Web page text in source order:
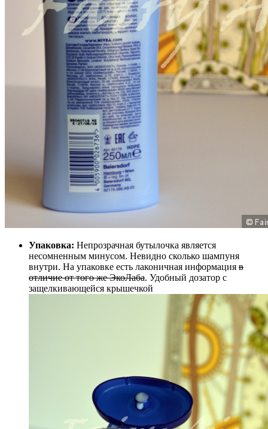
Упаковка: Непрозрачная бутылочка является
несомненным минусом. Невидно сколько шампуня
внутри. На упаковке есть лаконичная информация в
отличие от того же ЭкоЛаба. Удобный дозатор с
защелкивающейся крышечкой